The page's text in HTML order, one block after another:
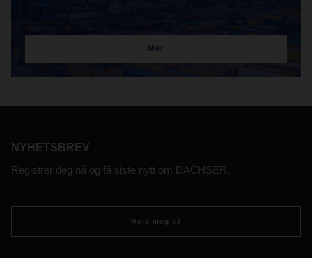
Mer
NYHETSBREV
Registrer deg nå og få siste nytt om DACHSER.
Meld meg på